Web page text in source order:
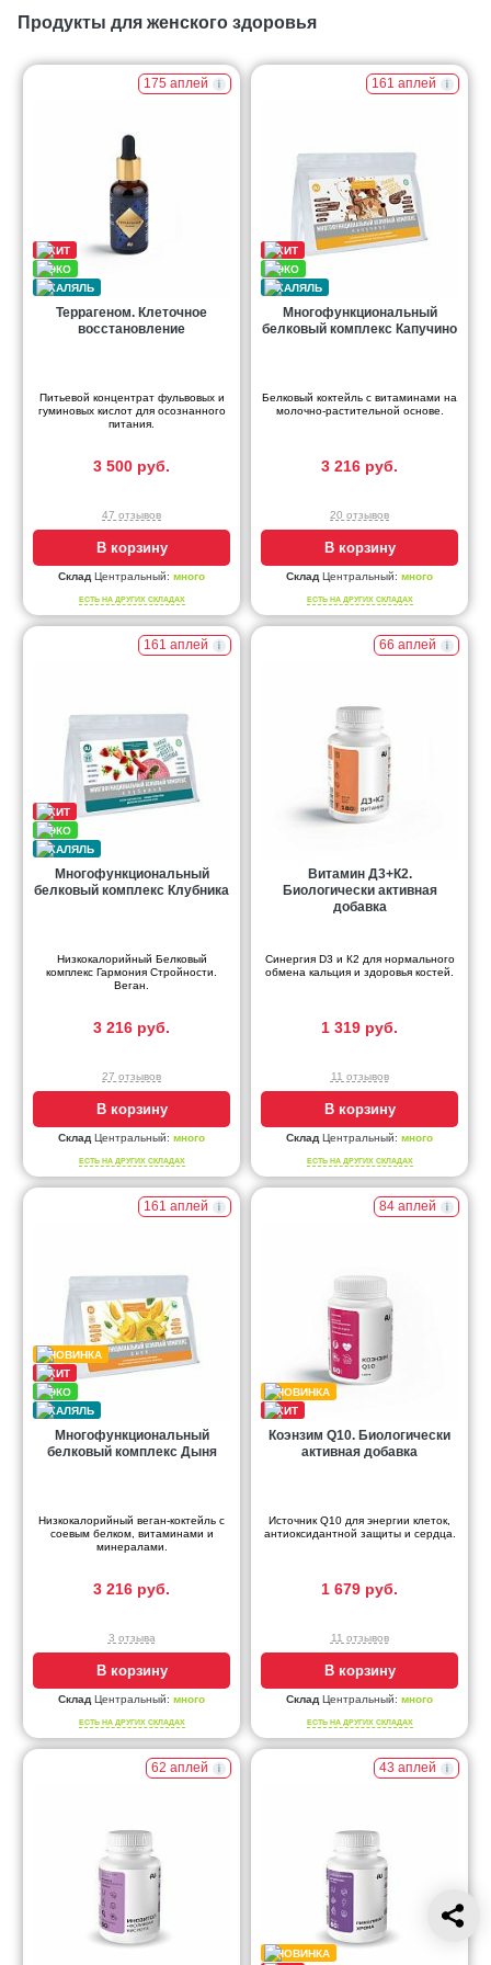
Продукты для женского здоровья
175 аплей
Террагеном. Клеточное
восстановление
Питьевой концентрат фульвовых и
гуминовых кислот для осознанного
питания.
3 500 руб.
47 отзывов
В корзину
Склад Центральный: много
ЕСТЬ НА ДРУГИХ СКЛАДАХ
161 аплей
Многофункциональный
белковый комплекс Капучино
Белковый коктейль с витаминами на
молочно-растительной основе.
3 216 руб.
20 отзывов
В корзину
Склад Центральный: много
ЕСТЬ НА ДРУГИХ СКЛАДАХ
161 аплей
Многофункциональный
белковый комплекс Клубника
Низкокалорийный Белковый
комплекс Гармония Стройности.
Веган.
3 216 руб.
27 отзывов
В корзину
Склад Центральный: много
ЕСТЬ НА ДРУГИХ СКЛАДАХ
66 аплей
Витамин Д3+К2.
Биологически активная
добавка
Синергия D3 и К2 для нормального
обмена кальция и здоровья костей.
1 319 руб.
11 отзывов
В корзину
Склад Центральный: много
ЕСТЬ НА ДРУГИХ СКЛАДАХ
161 аплей
Многофункциональный
белковый комплекс Дыня
Низкокалорийный веган-коктейль с
соевым белком, витаминами и
минералами.
3 216 руб.
3 отзыва
В корзину
Склад Центральный: много
ЕСТЬ НА ДРУГИХ СКЛАДАХ
84 аплей
Коэнзим Q10. Биологически
активная добавка
Источник Q10 для энергии клеток,
антиоксидантной защиты и сердца.
1 679 руб.
11 отзывов
В корзину
Склад Центральный: много
ЕСТЬ НА ДРУГИХ СКЛАДАХ
62 аплей 43 аплей